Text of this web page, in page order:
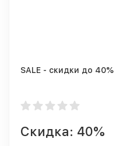
SALE - скидки до 40%
Скидка: 40%